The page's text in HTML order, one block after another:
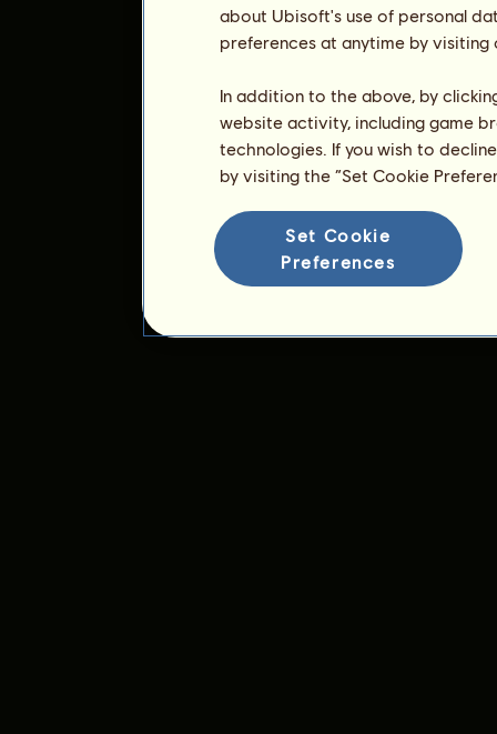
about Ubisoft's use of personal
preferences at anytime by
In addition to the above, by
website activity, including game
technologies. If you wish to
by visiting the “Set Cookie
Set Cookie
Preferences